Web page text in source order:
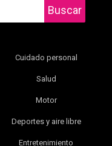
Buscar
Cuidado personal
Salud
Motor
Deportes y aire libre
Entretenimiento